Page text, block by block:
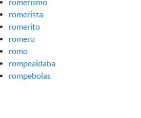
romerismo
romerista
romerito
romero
romo
rompealdaba
rompebolas